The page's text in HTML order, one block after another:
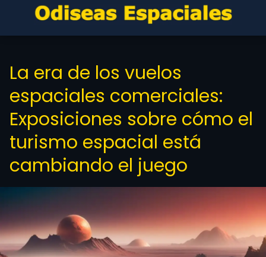
La era de los vuelos
espaciales comerciales:
Exposiciones sobre cómo el
turismo espacial está
cambiando el juego